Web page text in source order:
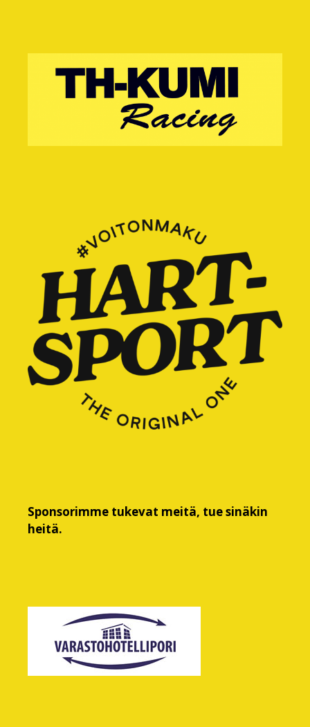
Sponsorimme tukevat meitä, tue sinäkin
heitä.